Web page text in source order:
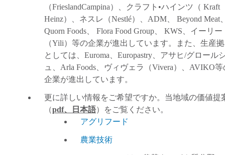
（FrieslandCampina） 、クラフト •ハインツ （ Kraft
Heinz） 、ネスレ （Nestlé） 、 ADM、 Beyond Meat
Quorn Foods、 Flora Food Group、 KWS、イーリー
（Yili） 等の企業が進出しています。また、生産
としては、 Euroma、 Europastry、アサヒ/グロール
ュ、 Arla Foods、ヴィヴェラ （Vivera） 、 AVIKO等
企業が進出しています。
更に詳しい情報をご希望ですか。当地域の価値提
（pdf、日本語）
をご覧ください。
アグリフード
農業技術